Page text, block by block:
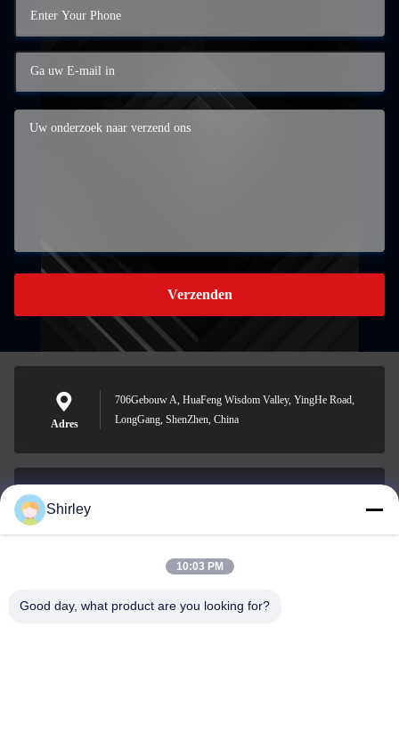
Verzenden
Adres
706Gebouw A, HuaFeng Wisdom Valley, YingHe Road,
LongGang, ShenZhen, China
0086-18148506772
Shirley
10:03 PM
Good day, what product are you looking for?